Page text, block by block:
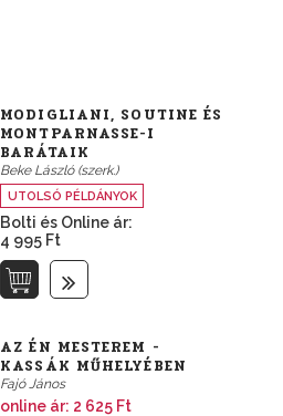
MODIGLIANI, SOUTINE ÉS
MONTPARNASSE-I
BARÁTAIK
Beke László (szerk.)
UTOLSÓ PÉLDÁNYOK
Bolti és Online ár:
4 995 Ft
AZ ÉN MESTEREM -
KASSÁK MŰHELYÉBEN
Fajó János
online ár: 2 625 Ft